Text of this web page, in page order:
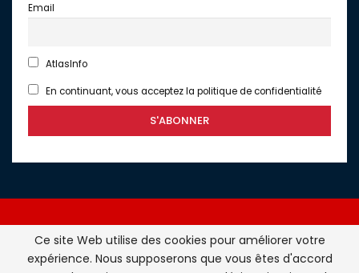
Email
AtlasInfo
En continuant, vous acceptez la politique de confidentialité
Atlasinfo.fr : l'essentiel de l'actualité de la France et du
Ce site Web utilise des cookies pour améliorer votre
expérience. Nous supposerons que vous êtes d'accord